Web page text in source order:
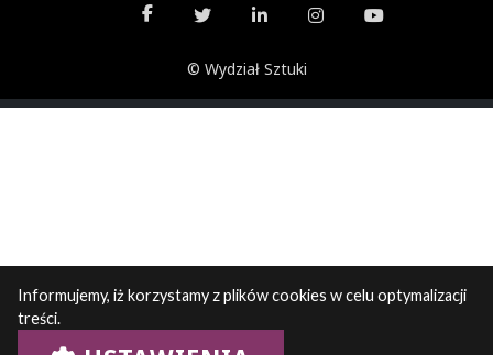
© Wydział Sztuki
Informujemy, iż korzystamy z plików cookies w celu optymalizacji
treści.